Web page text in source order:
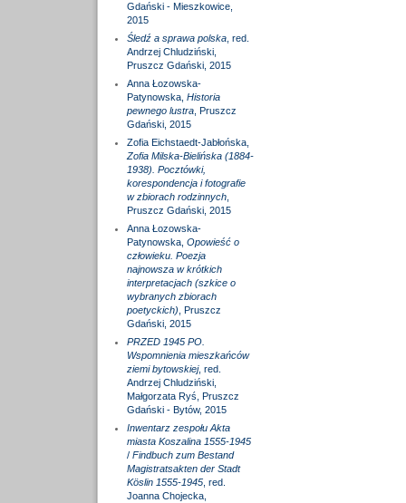
Gdański - Mieszkowice,
2015
Śledź a sprawa polska, red.
Andrzej Chludziński,
Pruszcz Gdański, 2015
Anna Łozowska-
Patynowska, Historia
pewnego lustra, Pruszcz
Gdański, 2015
Zofia Eichstaedt-Jabłońska,
Zofia Milska-Bielińska (1884-
1938). Pocztówki,
korespondencja i fotografie
w zbiorach rodzinnych,
Pruszcz Gdański, 2015
Anna Łozowska-
Patynowska, Opowieść o
człowieku. Poezja
najnowsza w krótkich
interpretacjach (szkice o
wybranych zbiorach
poetyckich) , Pruszcz
Gdański, 2015
PRZED 1945 PO.
Wspomnienia mieszkańców
ziemi bytowskiej, red.
Andrzej Chludziński,
Małgorzata Ryś, Pruszcz
Gdański - Bytów, 2015
Inwentarz zespołu Akta
miasta Koszalina 1555-1945
/ Findbuch zum Bestand
Magistratsakten der Stadt
Köslin 1555-1945, red.
Joanna Chojecka,